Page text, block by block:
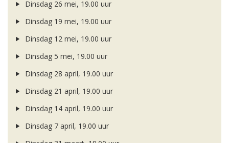
Dinsdag 26 mei, 19.00 uur
Dinsdag 19 mei, 19.00 uur
Dinsdag 12 mei, 19.00 uur
Dinsdag 5 mei, 19.00 uur
Dinsdag 28 april, 19.00 uur
Dinsdag 21 april, 19.00 uur
Dinsdag 14 april, 19.00 uur
Dinsdag 7 april, 19.00 uur